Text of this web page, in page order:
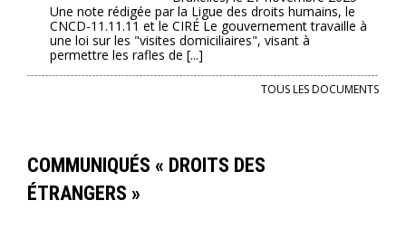
sans
leur
Une note rédigée par la Ligue des droits humains, le
CNCD-11.11.11 et le CIRÉ Le gouvernement travaille à
une loi sur les "visites domiciliaires", visant à
permettre les rafles de [...]
TOUS LES DOCUMENTS
COMMUNIQUÉS « DROITS DES
ÉTRANGERS »